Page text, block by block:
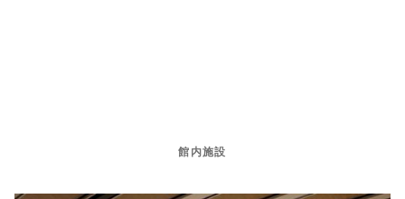
館内施設